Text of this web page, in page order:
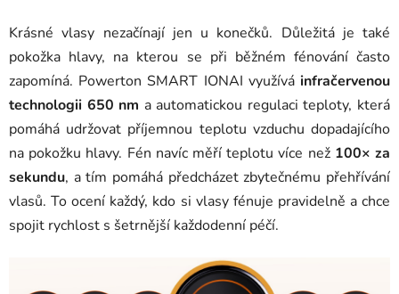
Krásné vlasy nezačínají jen u konečků. Důležitá je také
pokožka hlavy, na kterou se při běžném fénování často
zapomíná. Powerton SMART IONAI využívá infračervenou
technologii 650 nm a automatickou regulaci teploty, která
pomáhá udržovat příjemnou teplotu vzduchu dopadajícího
na pokožku hlavy. Fén navíc měří teplotu více než 100× za
sekundu, a tím pomáhá předcházet zbytečnému přehřívání
vlasů. To ocení každý, kdo si vlasy fénuje pravidelně a chce
spojit rychlost s šetrnější každodenní péčí.